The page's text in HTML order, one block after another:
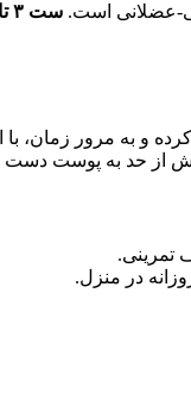
عضلانی است. ست ۳ تایی کش Round Grip مدل 289TR-3
و به مرور زمان،
از حد به پوست دست
در منزل.